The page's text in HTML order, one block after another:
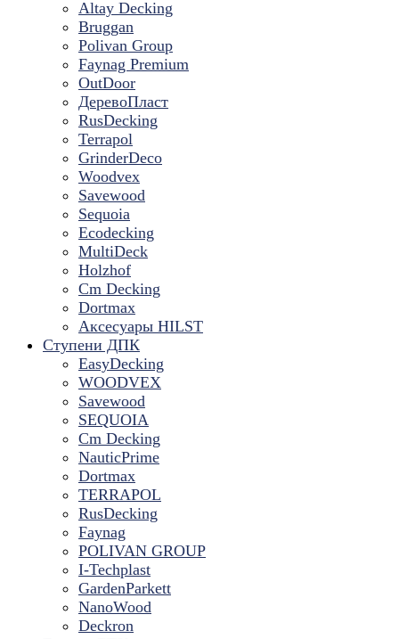
Altay Decking
Bruggan
Polivan Group
Faynag Premium
OutDoor
ДеревоПласт
RusDecking
Terrapol
GrinderDeco
Woodvex
Savewood
Sequoia
Ecodecking
MultiDeck
Holzhof
Cm Decking
Dortmax
Аксесуары HILST
Ступени ДПК
EasyDecking
WOODVEX
Savewood
SEQUOIA
Cm Decking
NauticPrime
Dortmax
TERRAPOL
RusDecking
Faynag
POLIVAN GROUP
I-Techplast
GardenParkett
NanoWood
Deckron